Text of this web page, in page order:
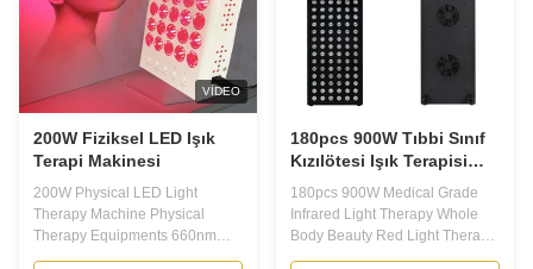
VIDEO
200W Fiziksel LED Işık
Terapi Makinesi
200W Physical LED Light
Therapy Machine Physical
Therapy Equipments 660nm
850nm LED Light Therapy
180pcs 900W Tıbbi Sınıf
Kızılötesi Işık Terapisi
Tüm Vücut Güzelliği
180pcs 900W Medical Grade
Infrared Light Therapy Whole
Body Beauty Red Light Therapy
660nm 850nm Beauty Device